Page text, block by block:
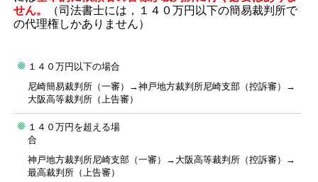
せん。
（司法書士には，１４０万円以下の簡易裁判所で
の代理権しかありません）
１４０万円以下の場合
尼崎簡易裁判所（一審）→神戸地方裁判所尼崎支部（控訴審）→
大阪高等裁判所（上告審）
１４０万円を超える場
合
神戸地方裁判所尼崎支部（一審）→大阪高等裁判所（控訴審）→
最高裁判所（上告審）